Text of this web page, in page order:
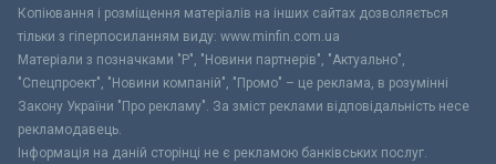
Копіювання і розміщення матеріалів на інших сайтах дозволяється
тільки з гіперпосиланням виду: www.minfin.com.ua
Матеріали з позначками "Р", "Новини партнерів", "Актуально",
"Спецпроект", "Новини компаній", "Промо" – це реклама, в розумінні
Закону України "Про рекламу". За зміст реклами відповідальність несе
рекламодавець.
Інформація на даній сторінці не є рекламою банківських послуг.